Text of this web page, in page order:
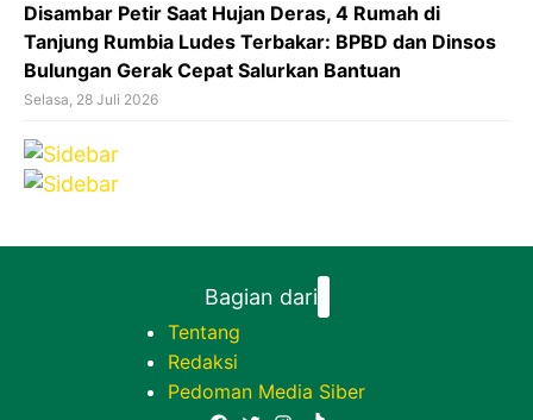
Disambar Petir Saat Hujan Deras, 4 Rumah di
Tanjung Rumbia Ludes Terbakar: BPBD dan Dinsos
Bulungan Gerak Cepat Salurkan Bantuan
Selasa, 28 Juli 2026
Bagian dari
Tentang
Redaksi
Pedoman Media Siber